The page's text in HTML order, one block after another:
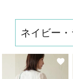
ネイビー